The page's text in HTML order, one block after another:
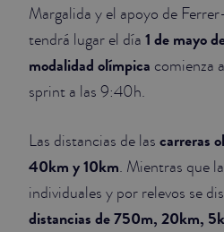
Margalida y el apoyo de
tendrá lugar el día 1 de mayo
modalidad olímpica comienza
sprint a las 9:40h.
Las distancias de las carreras
40km y 10km. Mientras que
individuales y por relevos se
distancias de 750m, 20km,